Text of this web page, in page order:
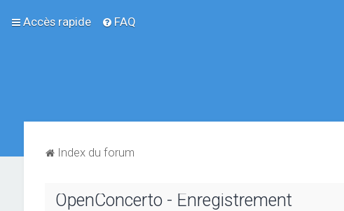
Accès rapide FAQ
Index du forum
OpenConcerto - Enregistrement